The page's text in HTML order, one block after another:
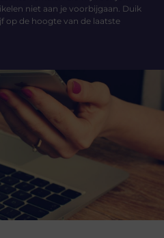
niet aan je voorbijgaan. Duik
op de hoogte van de laatste